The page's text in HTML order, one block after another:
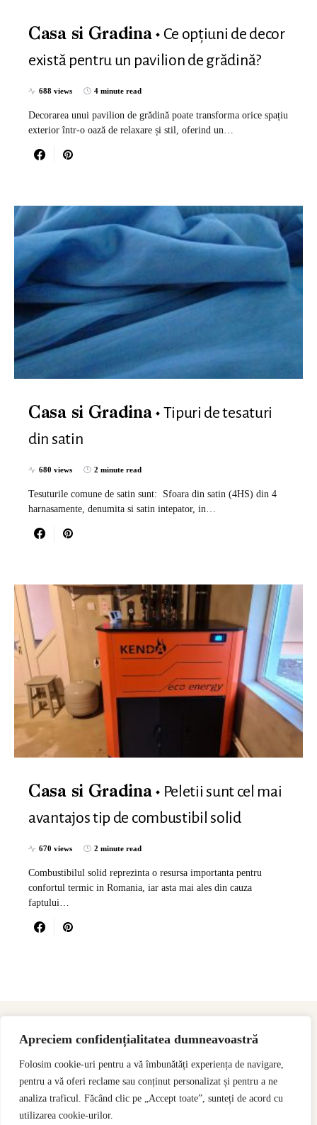
Apreciem confidențialitatea dumneavoastră
Folosim cookie-uri pentru a vă îmbunătăți experiența de navigare,
pentru a vă oferi reclame sau conținut personalizat și pentru a ne
analiza traficul. Făcând clic pe „Accept toate”, sunteți de acord cu
utilizarea cookie-urilor.
Casa si Gradina
Ce opțiuni de decor
există pentru un pavilion de grădină?
688 views 4 minute read
Decorarea unui pavilion de grădină poate transforma orice spațiu
exterior într-o oază de relaxare și stil, oferind un…
Casa si Gradina
Tipuri de tesaturi
din satin
680 views 2 minute read
Tesuturile comune de satin sunt: ​​ Sfoara din satin (4HS) din 4
harnasamente, denumita si satin intepator, in…
Casa si Gradina
Peletii sunt cel mai
avantajos tip de combustibil solid
670 views 2 minute read
Combustibilul solid reprezinta o resursa importanta pentru
confortul termic in Romania, iar asta mai ales din cauza
faptului…